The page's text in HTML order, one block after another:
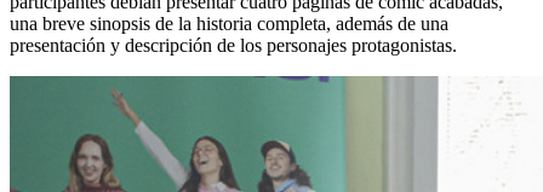
una breve sinopsis de la historia completa, además de una
presentación y descripción de los personajes protagonistas.